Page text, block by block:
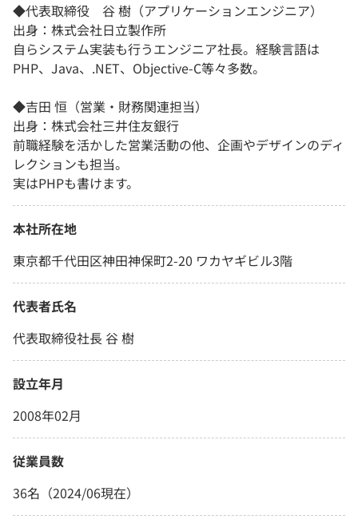
◆代表取締役 谷 樹（アプリケーションエンジニア）
出身：株式会社日立製作所
自らシステム実装も行うエンジニア社長。経験言語は
PHP、Java、.NET、Objective-C等々多数。
◆吉田 恒（営業・財務関連担当）
出身：株式会社三井住友銀行
前職経験を活かした営業活動の他、企画やデザインのディ
レクションも担当。
実はPHPも書けます。
本社所在地
東京都千代田区神田神保町2-20 ワカヤギビル3階
代表者氏名
代表取締役社長 谷 樹
設立年月
2008年02月
従業員数
36名（2024/06現在）